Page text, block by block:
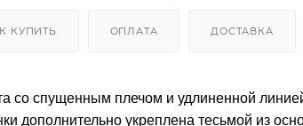
КУПИТЬ ОПЛАТА ДОСТАВКА
со спущенным плечом и удлиненной
дополнительно укреплена тесьмой из